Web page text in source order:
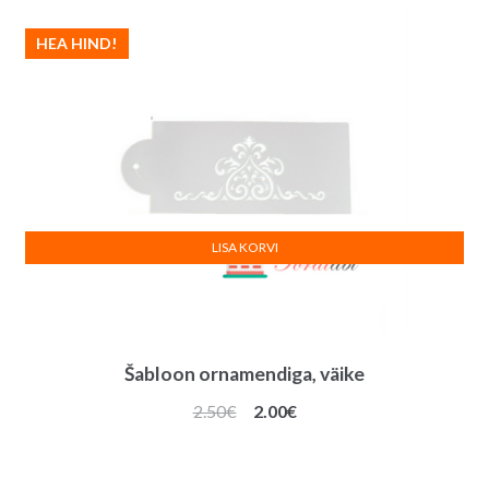
Šabloon ornamendiga, väike
HEA HIND!
2.50€
Algne
2.00€Praegune
LISA KORVI